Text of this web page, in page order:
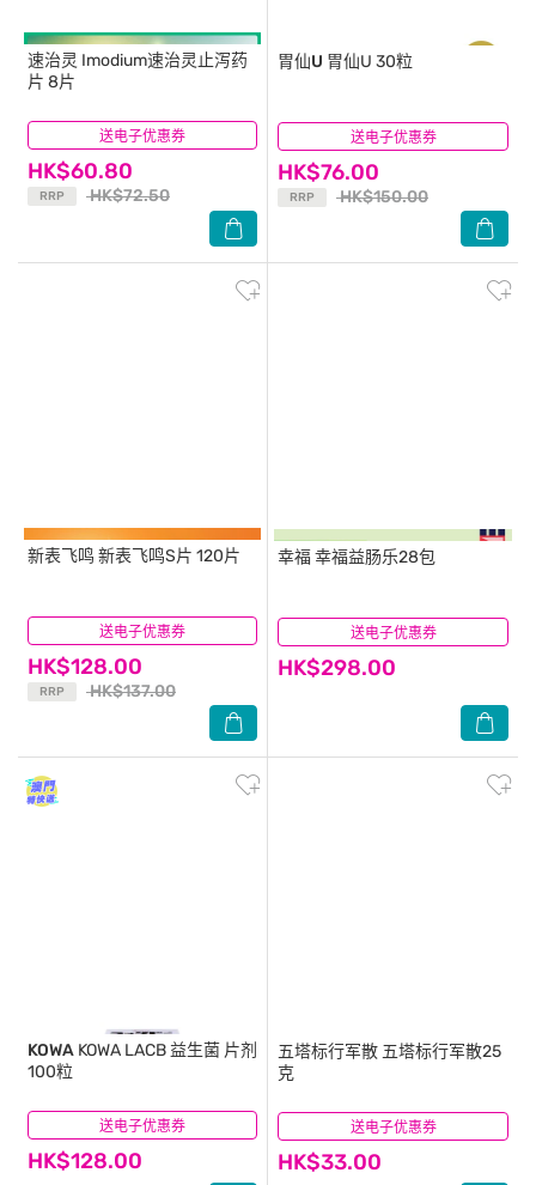
送电子优惠券
速治灵 Imodium速治灵止泻药
片 8片
HK$60.80
RRP HK$72.50
(11) 送电子优惠券
胃仙U 胃仙U 30粒
HK$76.00
RRP HK$150.00
(17)
送电子优惠券
新表飞鸣 新表飞鸣S片 120片
HK$128.00
RRP HK$137.00
(43) 送电子优惠券
幸福幸福益肠乐28包
HK$298.00
(2)
送电子优惠券
KOWA KOWA LACB 益生菌 片剂
100粒
HK$128.00
(9) 送电子优惠券
五塔标行军散 五塔标行军散25
克
HK$33.00
(15)